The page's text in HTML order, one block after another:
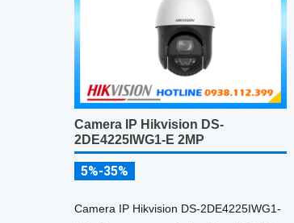
Camera IP Hikvision DS-
2DE4225IWG1-E 2MP
5%-35%
Camera IP Hikvision DS-2DE4225IWG1-